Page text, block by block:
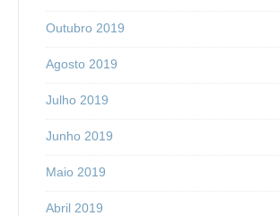
Outubro 2019
Agosto 2019
Julho 2019
Junho 2019
Maio 2019
Abril 2019